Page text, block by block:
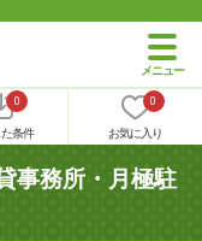
0
条件
0
お気に入り
事務所・月極駐